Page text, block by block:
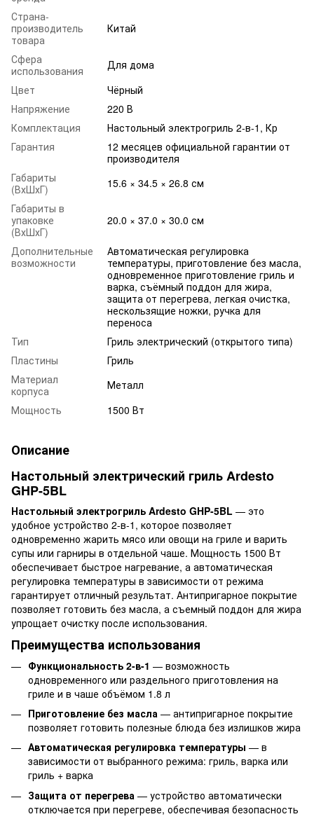
Страна-
производитель
товара
Китай
Сфера
использования
Для дома
Цвет
Чёрный
Напряжение
220 В
Комплектация
Настольный электрогриль 2-в-1, Кр
Гарантия
12 месяцев официальной гарантии от
производителя
Габариты
(ВхШхГ)
15.6 × 34.5 × 26.8 см
Габариты в
упаковке
(ВхШхГ)
20.0 × 37.0 × 30.0 см
Дополнительные
возможности
Автоматическая регулировка
температуры, приготовление без масла,
одновременное приготовление гриль и
варка, съёмный поддон для жира,
защита от перегрева, легкая очистка,
нескользящие ножки, ручка для
переноса
Тип
Гриль электрический (открытого типа)
Пластины
Гриль
Материал
корпуса
Металл
Мощность
1500 Вт
Описание
Настольный электрический гриль Ardesto
GHP-5BL
Настольный электрогриль Ardesto GHP-5BL — это
удобное устройство 2-в-1, которое позволяет
одновременно жарить мясо или овощи на гриле и варить
супы или гарниры в отдельной чаше. Мощность 1500 Вт
обеспечивает быстрое нагревание, а автоматическая
регулировка температуры в зависимости от режима
гарантирует отличный результат. Антипригарное покрытие
позволяет готовить без масла, а съемный поддон для жира
упрощает очистку после использования.
Преимущества использования
Функциональность 2-в-1 — возможность
одновременного или раздельного приготовления на
гриле и в чаше объёмом 1.8 л
Приготовление без масла — антипригарное покрытие
позволяет готовить полезные блюда без излишков жира
Автоматическая регулировка температуры — в
зависимости от выбранного режима: гриль, варка или
гриль + варка
Защита от перегрева — устройство автоматически
отключается при перегреве, обеспечивая безопасность